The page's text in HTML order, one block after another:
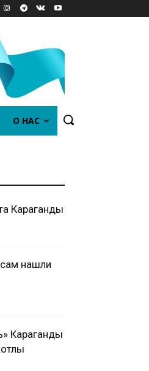
О НАС
Караганды
нашли
Караганды